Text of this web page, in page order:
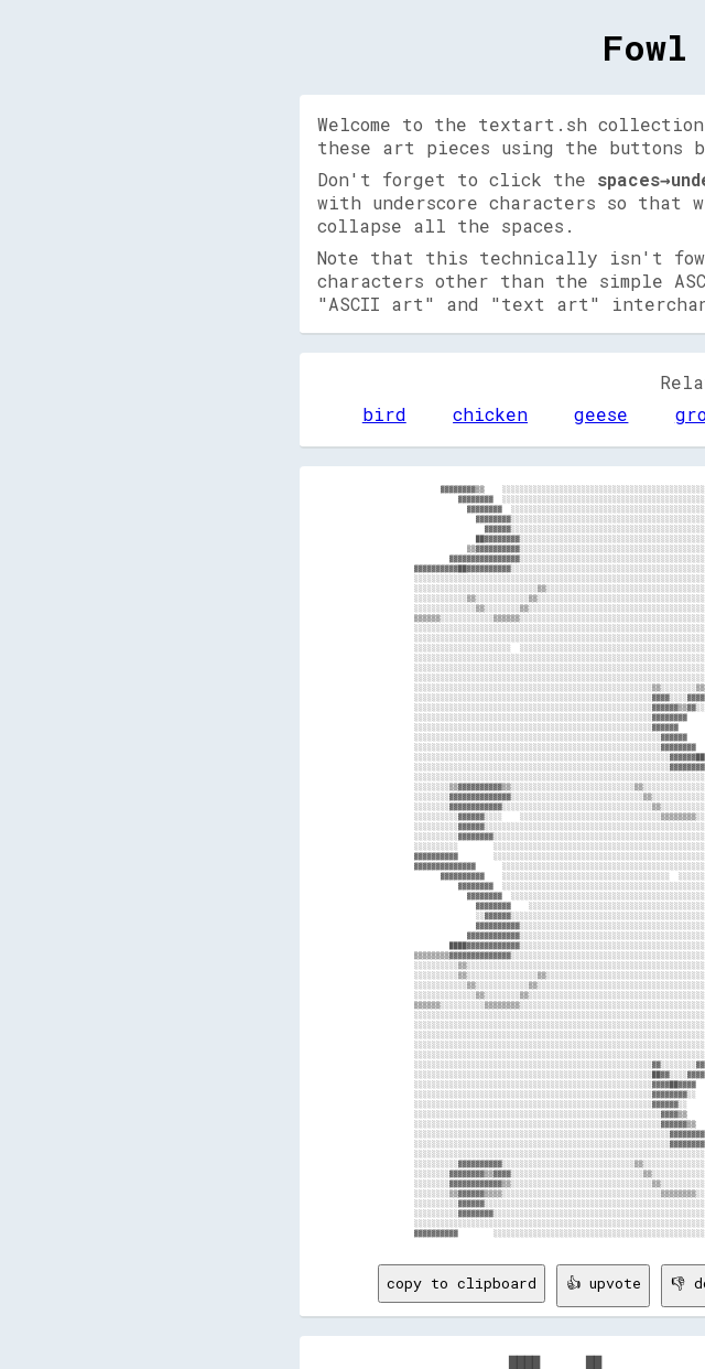
Welcome to the textart.sh
these art pieces using the buttons
Don't forget to click the
with underscore characters so that
collapse all the spaces.
Note that this technically isn't
characters other than the simple
"ASCII art" and "text art"
bird
chicken geese
▓▓▓▓▓▓▓▓▒▒    ░░░░░░░░░░░░░░░░░░░░░░░░░░░░░░░░░░░░░░░░░░░░░░░░░░░░░░░░░░░░░░░░░░░░░░░░░░░░░░░░░░░░░░░░░░░░░░░░░░░░░░░░░░░░░░▓▓░░░░░░▒▒▓▓▓▓░░  
          ▓▓▓▓▓▓▓▓  ░░░░░░░░░░░░░░░░░░░░░░░░░░░░░░░░░░░░░░░░░░░░░░░░░░░░░░░░░░░░░░░░░░░░░░░░░░░░░░░░░░░░░░░░░░░░░░░░░░░░░░░░░░░░░░██▓▓░░▒▒▓▓░░      
            ▓▓▓▓▓▓▓▓  ░░░░░░░░░░░░░░░░░░░░░░░░░░░░░░░░░░░░░░░░░░░░░░░░░░░░░░░░░░░░░░░░░░░░░░░░░░░░░░░░░░░░░░░░░░░░░░░░░░░░░░░░░░░░▓▓▓▓▓▓▓▓░░        
              ▓▓▓▓▓▓▓▓░░░░░░░░░░░░░░░░░░░░░░░░░░░░░░░░░░░░░░░░░░░░░░░░░░░░░░░░░░░░░░░░░░░░░░░░░░░░░░░░░░░░░░░░░░░░░░░░░░░░░░░░░░░░▓▓▓▓▓▓░░          
                ▓▓▓▓▓▓░░░░░░░░░░░░░░░░░░░░░░░░░░░░░░░░░░░░░░░░░░░░░░░░░░░░░░░░░░░░░░░░░░░░░░░░░░░░░░░░░░░░░░░░░░░░░░░░░░░░░░░░░░░░██▓▓▓▓            
              ██▓▓▓▓▓▓▓▓░░░░░░░░░░░░░░░░░░░░░░░░░░░░░░░░░░░░░░░░░░░░░░░░░░░░░░░░░░░░░░░░░░░░░░░░░░░░░░░░░░░░░░░░░░░░░░░░░░░░░░░░░░░░▓▓▓▓░░          
            ▒▒▓▓▓▓▓▓▓▓▓▓░░░░░░░░░░░░░░░░░░░░░░░░░░░░░░░░░░░░░░░░░░░░░░░░░░░░░░░░░░░░░░░░░░░░░░░░░░░░░░░░░░░░░░░░░░░░░░░░░░░░░░░░░░░░▓▓▓▓▒▒░░        
        ▓▓▓▓▓▓▓▓▓▓▓▓▓▓▓▓░░░░░░░░░░░░░░░░░░░░░░░░░░░░░░░░░░░░░░░░░░░░░░░░░░░░░░░░░░░░░░░░░░░░░░░░░░░░░░░░░░░░░░░░░░░░░░░░░░░░░░░░░░░░░░▓▓▓▓▓▓▓▓░░    
▓▓▓▓▓▓▓▓▓▓██▓▓▓▓▓▓▓▓▓▓░░░░░░░░░░░░░░░░░░░░░░░░░░░░░░░░░░░░░░░░░░░░░░░░░░░░░░░░░░░░░░░░░░░░░░░░░░░░░░░░░░░░░░░░░░░░░░░░░░░░░░░░░░░░░░░░▓▓▓▓▓▓▓▓▓▓▓▓▓▓
░░░░░░░░░░░░░░░░░░░░░░░░░░░░░░░░░░░░░░░░░░░░░░░░░░░░░░░░░░░░░░░░░░░░░░░░░░░░░░░░░░░░░░░░░░░░░░░░░░░░░░░░░░░░░░░░░░░░░░░░░░░░░░░░░░░░░░░░░░░░░░░░░░░░
░░░░░░░░░░░░░░░░░░░░░░░░░░░░▒▒░░░░░░░░░░░░░░░░░░░░░░░░░░░░░░░░░░░░░░░░░░░░░░░░░░░░░░░░▓▓▓▓▓▓▓▓▓▓░░░░░░░░░░░░░░░░░░░░░░░░░░░░░░░░░░░░░░░░░░░░░░░░░░░░
░░░░░░░░░░░░▒▒░░░░░░░░░░░░▒▒░░░░░░░░░░░░░░░░░░░░░░░░░░░░░░░░░░░░░░░░░░░░░░░░░░░░░░░░▓▓▓▓▓▓▓▓▓▓▓▓▓▓░░░░░░░░░░░░░░░░░░░░░░░░░░░░░░▒▒░░░░░░░░░░░░▒▒░░▒▒
░░░░░░░░░░░░░░▒▒░░░░░░░░▒▒░░░░░░░░░░░░░░░░░░░░░░░░░░░░░░░░░░░░░░░░░░░░░░░░░░░░░░░░░░▓▓▓▓▓▓▓▓▓▓▓▓▒▒░░░░░░░░░░░░░░░░░░░░░░░░░░░░░░░░▒▒░░░░░░░░▒▒░░░░░░
▒▒▒▒▒▒░░░░░░░░░░░░▒▒▒▒▒▒░░░░░░░░░░░░░░░░░░░░░░░░░░░░░░░░░░░░░░░░░░░░░░░░░░░░░░░░░░░░▓▓▓▓▓▓▓▓▓▓▓▓░░░░░░░░░░░░░░░░░░░░░░░░░░░░░░░░░░░░▒▒▒▒▒▒▒▒░░░░░░░░
░░░░░░░░░░░░░░░░░░░░░░░░░░░░░░░░░░░░░░░░░░░░░░░░░░░░░░░░░░░░░░░░░░░░░░░░░░░░░░░░░░░░░░▓▓▓▓▓▓░░  ░░░░  ░░░░░░░░░░░░░░░░░░░░░░░░░░░░░░░░░░░░░░░░░░░░░░
░░░░░░░░░░░░░░░░░░░░░░░░░░░░░░░░░░░░░░░░░░░░░░░░░░░░░░░░░░░░░░░░░░░░░░░░░░░░░░░░░░░░░░▓▓▓▓▓▓░░░░░░░░░░░░░░░░░░░░░░░░░░░░░░░░░░░░░░░░░░░░░░░░░░░░░░░░
░░░░░░░░░░░░░░░░░░░░░░  ░░░░░░░░░░░░░░░░░░░░░░░░░░░░░░░░░░░░░░░░░░░░░░░░░░░░░░░░░░░░░░▓▓▓▓▓▓▓▓░░░░░░░░░░░░░░░░░░░░░░░░░░░░░░░░░░░░░░░░░░░░░░░░░░░░░░
░░░░░░░░░░░░░░░░░░░░░░░░░░░░░░░░░░░░░░░░░░░░░░░░░░░░░░░░░░░░░░░░░░░░░░░░░░░░░░░░░░░░░░        ░░░░░░░░░░░░░░░░░░░░░░░░░░░░░░░░░░░░░░░░░░░░░░░░░░░░░░
░░░░░░░░░░░░░░░░░░░░░░░░░░░░░░░░░░░░░░░░░░░░░░░░░░░░░░░░░░░░░░░░░░░░░░▓▓▓▓▓▓▓▓▓▓▓▓▓▓▒▒        ░░░░░░░░░░░░░░░░░░░░░░░░░░░░░░░░░░░░░░░░░░░░░░░░░░░░░░
░░░░░░░░░░░░░░░░░░░░░░░░░░░░░░░░░░░░░░░░░░░░░░░░░░░░░░░░░░░░░░░░░░▒▒▒▒▓▓▓▓▓▓▓▓▓▓▓▓▓▓▓▓▒▒▒▒      ░░░░░░░░░░░░░░░░░░░░░░░░░░░░░░░░░░░░░░░░░░░░░░░░░░░░
░░░░░░░░░░░░░░░░░░░░░░░░░░░░░░░░░░░░░░░░░░░░░░░░░░░░░░▒▒░░░░░░░░▒▒▓▓▓▓░░░░░░░░░░░░▓▓▓▓▓▓▓▓▒▒    ░░░░░░░░░░░░░░░░░░░░░░░░░░░░░░░░░░░░░░░░░░░░░░░░░░░░
░░░░░░░░░░░░░░░░░░░░░░░░░░░░░░░░░░░░░░░░░░░░░░░░░░░░░░▓▓▓▓░░░░▓▓▓▓                    ▓▓▓▓▓▓▓▓  ░░░░░░░░░░░░░░░░░░░░░░░░░░░░░░░░░░░░░░░░░░░░░░░░░░░░
░░░░░░░░░░░░░░░░░░░░░░░░░░░░░░░░░░░░░░░░░░░░░░░░░░░░░░▓▓▓▓▓▓▒▒▓▓░░                      ▓▓▓▓▓▓▒▒  ░░░░░░░░░░░░░░░░░░░░░░░░░░░░░░░░░░░░░░░░░░░░░░░░░░
░░░░░░░░░░░░░░░░░░░░░░░░░░░░░░░░░░░░░░░░░░░░░░░░░░░░░░▓▓▓▓▓▓▓▓                            ▓▓▓▓▓▓▓▓░░░░░░░░░░░░░░░░░░░░░░░░░░░░░░░░░░░░░░░░░░░░░░░░░░
░░░░░░░░░░░░░░░░░░░░░░░░░░░░░░░░░░░░░░░░░░░░░░░░░░░░░░▓▓▓▓▓▓                                ▓▓▓▓▓▓░░░░░░░░░░░░░░░░░░░░░░░░░░░░░░░░░░░░░░░░░░░░░░░░░░
░░░░░░░░░░░░░░░░░░░░░░░░░░░░░░░░░░░░░░░░░░░░░░░░░░░░░░░░▓▓▓▓▓▓                            ██▓▓▓▓▓▓▓▓░░░░░░░░░░░░░░░░░░░░░░░░░░░░░░░░░░░░░░░░░░░░░░░░
░░░░░░░░░░░░░░░░░░░░░░░░░░░░░░░░░░░░░░░░░░░░░░░░░░░░░░░░▓▓▓▓▓▓▓▓                        ██▓▓▓▓▓▓▓▓▓▓░░░░░░░░░░░░░░░░░░░░░░░░░░░░░░░░░░░░░░░░░░░░░░░░
░░░░░░░░░░░░░░░░░░░░░░░░░░░░░░░░░░░░░░░░░░░░░░░░░░░░░░░░░░▓▓▓▓▓▓████              ░░████▓▓▓▓▓▓▓▓▓▓▓▓░░░░░░░░░░░░░░░░░░░░░░░░░░░░░░░░░░░░░░░░░░░░░░░░
░░░░░░░░░░░░░░░░░░░░░░░░░░░░░░░░░░░░░░░░░░░░░░░░░░░░░░░░░░▓▓▓▓▓▓▓▓██▒▒▒▒▒▒▒▒▒▒▒▒▒▒▒▒▓▓▓▓▓▓▓▓▓▓▓▓▓▓░░░░░░░░░░░░░░░░░░░░░░░░░░░░░░░░░░░░░░░░░░░░░░░░░░
copy to clipboard 👍 upvote 👎